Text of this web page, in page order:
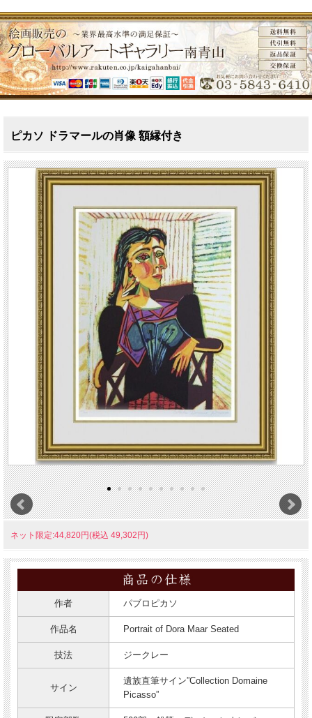
ピカソ ドラマールの肖像 額縁付き
ネット限定:44,820円(税込 49,302円)
作者 パブロピカソ
作品名 Portrait of Dora Maar Seated
技法 ジークレー
サイン
遺族直筆サイン”Collection Domaine
Picasso”